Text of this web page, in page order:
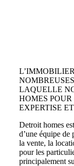
LAQUELLE
HOMES
EXPERTISE
Detroit homes
d’une équipe de
la vente, la
pour les
principalement